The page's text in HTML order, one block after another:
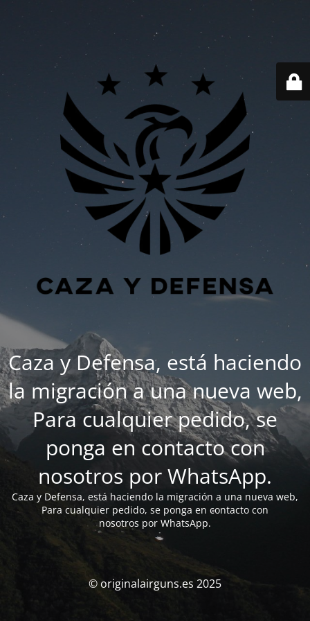
Caza y Defensa, está haciendo
la migración a una nueva web,
Para cualquier pedido, se
ponga en contacto con
nosotros por WhatsApp.
Caza y Defensa, está haciendo la migración a una nueva web,
Para cualquier pedido, se ponga en contacto con
nosotros por WhatsApp.
© originalairguns.es 2025